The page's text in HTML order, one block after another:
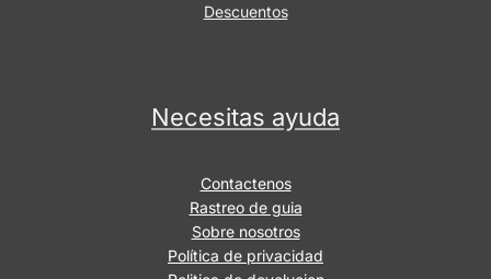
Descuentos
Necesitas ayuda
Contactenos
Rastreo de guia
Sobre nosotros
Política de privacidad